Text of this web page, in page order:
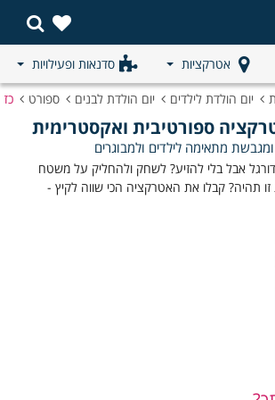
אטרקציות סדנאות ופעילויות
יום הולדת לילדים יום הולדת לבנים ספורט
ספורטיבית ואקסטרימית
מתאימה לילדים ולמבוגרים
אבל בלי להזיע? לשחק ולהחליק על משטח
זו תהיה? קבלו את האטרקציה הכי שווה לקיץ -
כדורגל מים לאירוע שלכם!
קבוצתית מהנה עם משחקי כדור־מים קלים,
ופרסים.